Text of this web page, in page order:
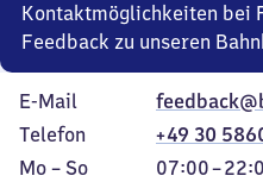
Kontaktmöglichkeiten bei
Feedback zu unseren
E-Mail
Telefon
+49 30
Montag
Mo – So,
07:00–
Von